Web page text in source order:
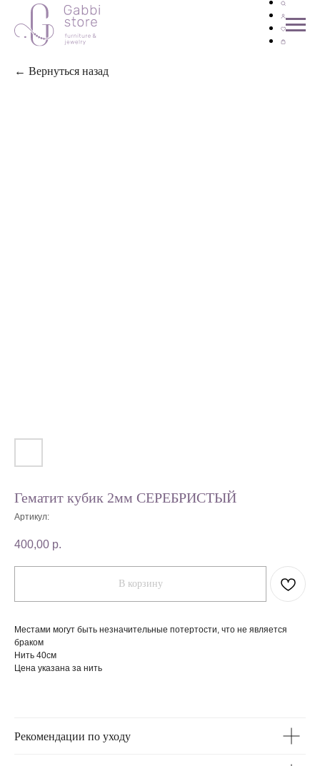
← Вернуться назад
Гематит кубик 2мм СЕРЕБРИСТЫЙ
Артикул:
400,00 р.
В корзину
Местами могут быть незначительные потертости, что не является
браком
Нить 40см
Цена указана за нить
Рекомендации по уходу